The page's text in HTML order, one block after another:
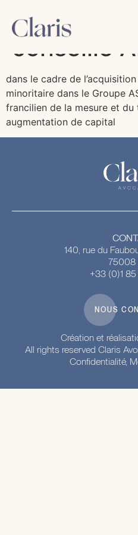
CLARIS
conseille
dans le cadre de
minoritaire dans le Groupe
francilien de la mesure et
augmentation de capital
140, rue du
75008
+33 (0)1
NOUS
Création et
All rights reserved Claris
Confidentialité,